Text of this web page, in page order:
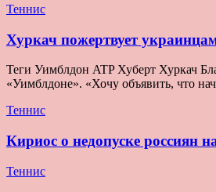
Теннис
Хуркач пожертвует
Теги Уимблдон ATP Хуберт Хуркач
«Уимблдоне». «Хочу объявить, что
Теннис
Кириос о недопуске россиян
Теннис